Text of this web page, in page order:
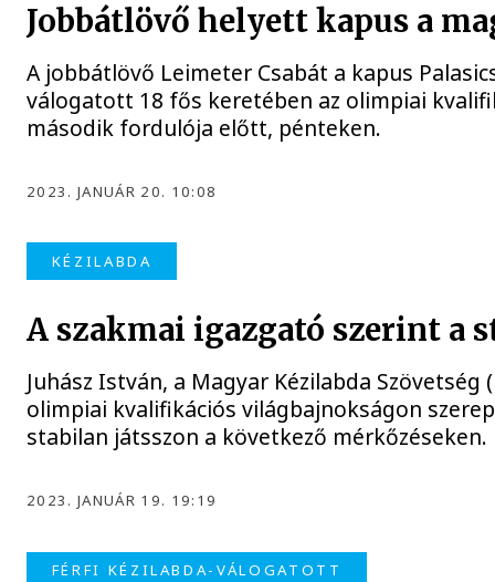
Jobbátlövő helyett kapus a
A jobbátlövő Leimeter Csabát a kapus
válogatott 18 fős keretében az olimpiai
második fordulója előtt, pénteken.
2023. JANUÁR 20. 10:08
KÉZILABDA
A szakmai igazgató szerint a
Juhász István, a Magyar Kézilabda
olimpiai kvalifikációs világbajnokságon
stabilan játsszon a következő mérkőzéseken.
2023. JANUÁR 19. 19:19
FÉRFI KÉZILABDA-VÁLOGATOTT